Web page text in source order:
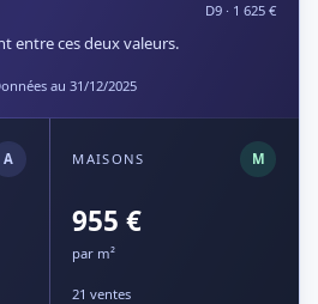
D9 · 1 625 €
entre ces deux valeurs.
au 31/12/2025
A MAISONS M
955 €
par m²
21 ventes